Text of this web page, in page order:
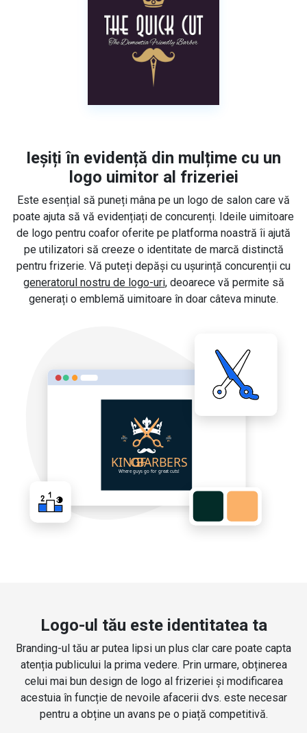
Ieșiți în evidență din mulțime cu un
logo uimitor al frizeriei
Este esențial să puneți mâna pe un logo de salon care vă
poate ajuta să vă evidențiați de concurenți. Ideile uimitoare
de logo pentru coafor oferite pe platforma noastră îi ajută
pe utilizatori să creeze o identitate de marcă distinctă
pentru frizerie. Vă puteți depăși cu ușurință concurenții cu
generatorul nostru de logo-uri, deoarece vă permite să
generați o emblemă uimitoare în doar câteva minute.
Logo-ul tău este identitatea ta
Branding-ul tău ar putea lipsi un plus clar care poate capta
atenția publicului la prima vedere. Prin urmare, obținerea
celui mai bun design de logo al frizeriei și modificarea
acestuia în funcție de nevoile afacerii dvs. este necesar
pentru a obține un avans pe o piață competitivă.